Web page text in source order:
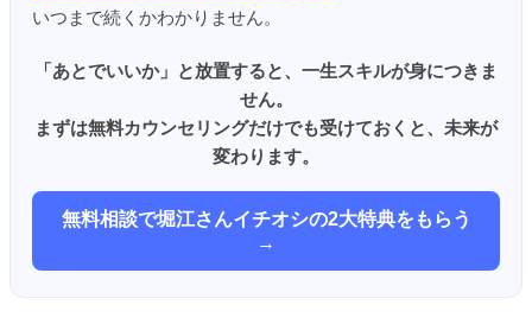
いつまで続くかわかりません。
「あとでいいか」と放置すると、一生スキルが身につきま
せん。
まずは無料カウンセリングだけでも受けておくと、未来が
変わります。
無料相談で堀江さんイチオシの2大特典をもらう
→